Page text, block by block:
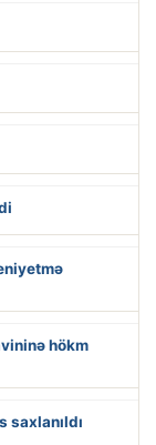
hökm
saxlanıldı